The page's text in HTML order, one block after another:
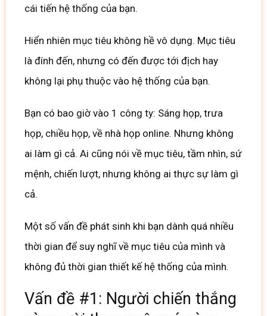
cái tiến hệ thống của bạn.
Hiển nhiên mục tiêu không hề vô dụng. Mục tiêu
là đính đến, nhưng có đến được tới địch hay
không lại phụ thuộc vào hệ thống của bạn.
Bạn có bao giờ vào 1 công ty: Sáng họp, trưa
họp, chiều họp, về nhà họp online. Nhưng không
ai làm gì cả. Ai cũng nói về mục tiêu, tầm nhìn, sứ
mệnh, chiến lượt, nhưng không ai thực sự làm gì
cả.
Một số vấn đề phát sinh khi bạn dành quá nhiều
thời gian để suy nghĩ về mục tiêu của mình và
không đủ thời gian thiết kế hệ thống của mình.
Vấn đề #1: Người chiến thắng